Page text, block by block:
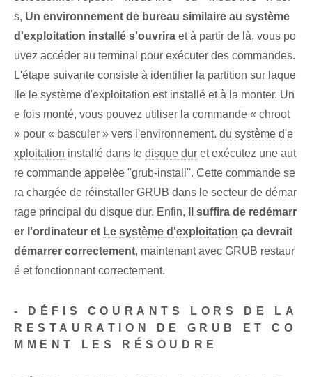
s, Un environnement de bureau similaire au système
d'exploitation installé s'ouvrira et à partir de là, vous po
uvez accéder au terminal pour exécuter des commandes.
L'étape suivante consiste à identifier la partition sur laque
lle le système d'exploitation est installé et à la monter. Un
e fois monté, vous pouvez utiliser la commande « chroot
» pour « basculer » vers l'environnement. du système d'e
xploitation installé dans le disque dur ​et exécutez une aut
re commande appelée "grub-install". Cette commande‌ se
ra chargée de réinstaller GRUB dans le secteur de démar
rage principal du disque dur.⁢ Enfin,⁤
Il suffira de redémarr
er l'ordinateur et Le système d'exploitation ça devrait
démarrer correctement, maintenant avec ‌GRUB restaur
é et ‌fonctionnant correctement.
- DÉFIS COURANTS LORS DE LA
RESTAURATION DE GRUB ET CO
MMENT LES RÉSOUDRE